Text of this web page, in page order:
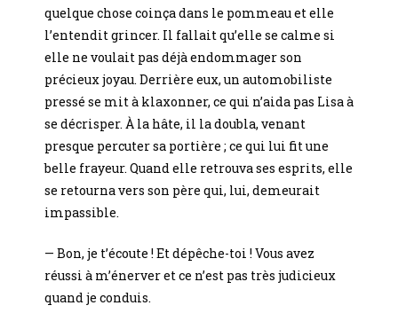
quelque chose coinça dans le pommeau et elle
l’entendit grincer. Il fallait qu’elle se calme si
elle ne voulait pas déjà endommager son
précieux joyau. Derrière eux, un automobiliste
pressé se mit à klaxonner, ce qui n’aida pas Lisa à
se décrisper. À la hâte, il la doubla, venant
presque percuter sa portière ; ce qui lui fit une
belle frayeur. Quand elle retrouva ses esprits, elle
se retourna vers son père qui, lui, demeurait
impassible.
— Bon, je t’écoute ! Et dépêche-toi ! Vous avez
réussi à m’énerver et ce n’est pas très judicieux
quand je conduis.